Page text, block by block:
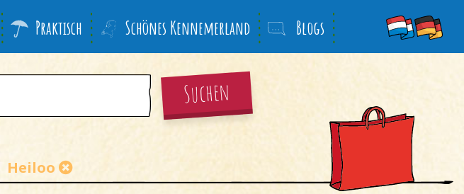
Praktisch Schönes Kennemerland Blogs
Suchen
Heiloo